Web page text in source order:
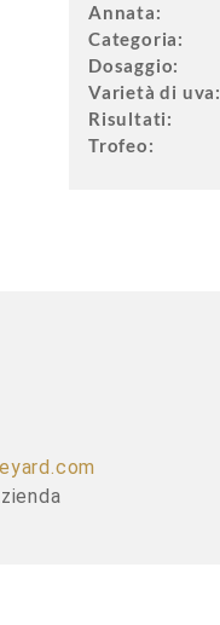
Annata:
Categoria:
Dosaggio:
Varietà di uva:
Risultati:
Trofeo: